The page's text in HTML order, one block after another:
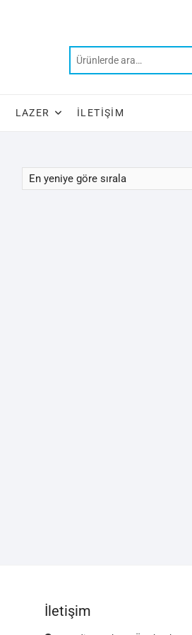
LAZER İLETIŞIM
İletişim